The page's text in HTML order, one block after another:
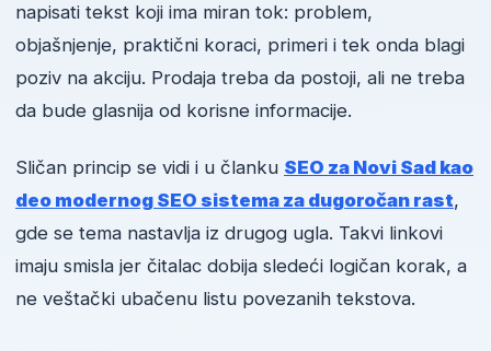
napisati tekst koji ima miran tok: problem,
objašnjenje, praktični koraci, primeri i tek onda blagi
poziv na akciju. Prodaja treba da postoji, ali ne treba
da bude glasnija od korisne informacije.
Sličan princip se vidi i u članku SEO za Novi Sad kao
deo modernog SEO sistema za dugoročan rast,
gde se tema nastavlja iz drugog ugla. Takvi linkovi
imaju smisla jer čitalac dobija sledeći logičan korak, a
ne veštački ubačenu listu povezanih tekstova.